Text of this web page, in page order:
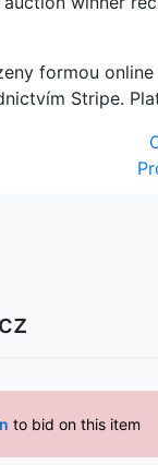
formou
Stripe.
to bid on this item